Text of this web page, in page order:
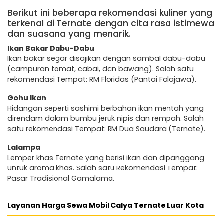
Berikut ini beberapa rekomendasi kuliner yang
terkenal di Ternate dengan cita rasa istimewa
dan suasana yang menarik.
Ikan Bakar Dabu-Dabu
Ikan bakar segar disajikan dengan sambal dabu-dabu
(campuran tomat, cabai, dan bawang). Salah satu
rekomendasi Tempat: RM Floridas (Pantai Falajawa).
Gohu Ikan
Hidangan seperti sashimi berbahan ikan mentah yang
direndam dalam bumbu jeruk nipis dan rempah. Salah
satu rekomendasi Tempat: RM Dua Saudara (Ternate).
Lalampa
Lemper khas Ternate yang berisi ikan dan dipanggang
untuk aroma khas. Salah satu Rekomendasi Tempat:
Pasar Tradisional Gamalama.
Layanan Harga Sewa Mobil Calya Ternate Luar Kota